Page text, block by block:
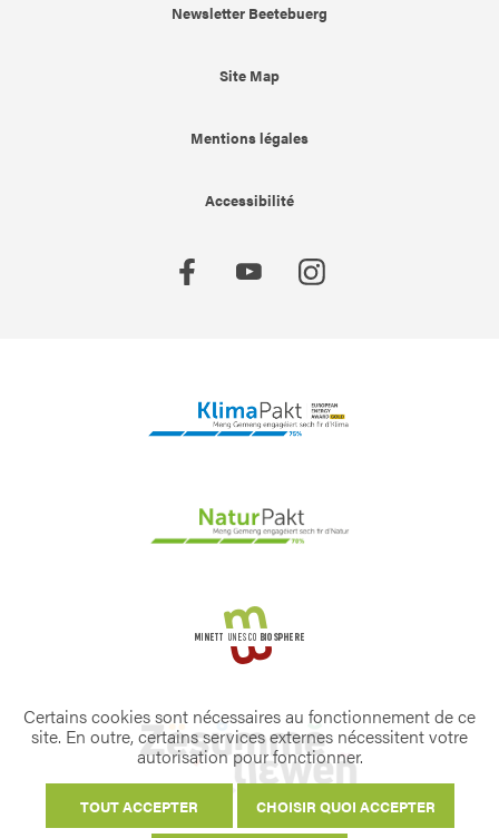
Newsletter Beetebuerg
Site Map
Mentions légales
Accessibilité
Certains cookies sont nécessaires au fonctionnement de ce
site. En outre, certains services externes nécessitent votre
autorisation pour fonctionner.
TOUT ACCEPTER CHOISIR QUOI ACCEPTER